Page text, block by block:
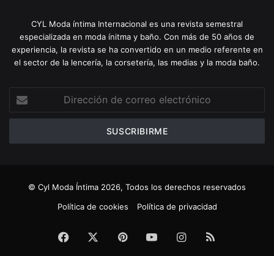
CYL Moda íntima Internacional es una revista semestral
especializada en moda ínitma y baño. Con más de 50 años de
experiencia, la revista se ha convertido en un medio referente en
el sector de la lencería, la corsetería, las medias y la moda baño.
de
correo
© Cyl Moda Íntima 2026, Todos los derechos reservados
Política de cookies
Política de privacidad
Facebook PinterestYouTubeInstagram
RSS